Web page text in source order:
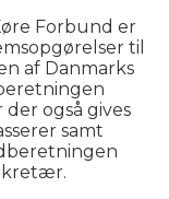
Forbund er
til
af Danmarks
også gives
samt